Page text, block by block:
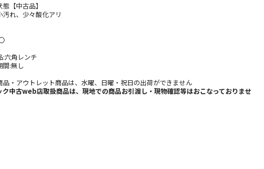
【中古品】
れ、少々酸化アリ
六角レンチ
:無し
・アウトレット商品は、水曜、日曜・祝日の出荷ができません
中古web店取扱商品は、現地での商品お引渡し・現物確認等はおこなっておりませ